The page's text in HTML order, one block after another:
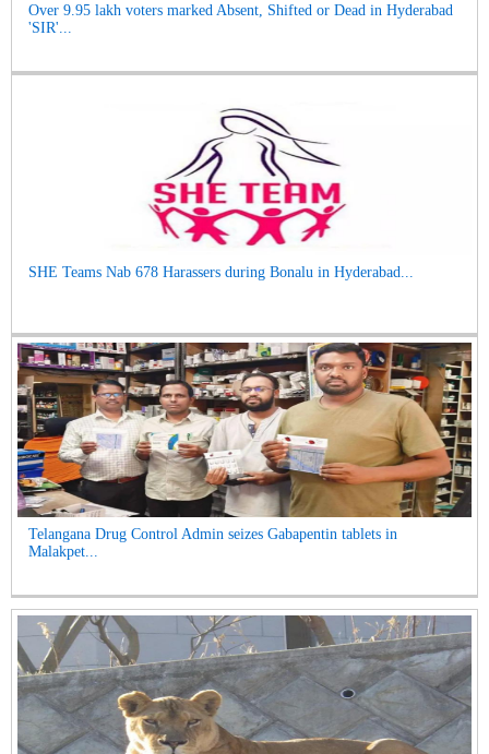
Over 9.95 lakh voters marked Absent, Shifted or Dead in Hyderabad
'SIR'...
SHE Teams Nab 678 Harassers during Bonalu in Hyderabad...
Telangana Drug Control Admin seizes Gabapentin tablets in
Malakpet...